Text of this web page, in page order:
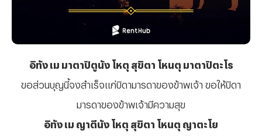
อิทัง เม มาตาปิตูนัง โหตุ สุขิตา โหนตุ มาตาปิตะโร
ขอส่วนบุญนี้จงสำเร็จแก่บิดามารดาของข้าพเจ้า ขอให้บิดา
มารดาของข้าพเจ้ามีความสุข
อิทัง เม ญาตีนัง โหตุ สุขิตา โหนตุ ญาตะโย